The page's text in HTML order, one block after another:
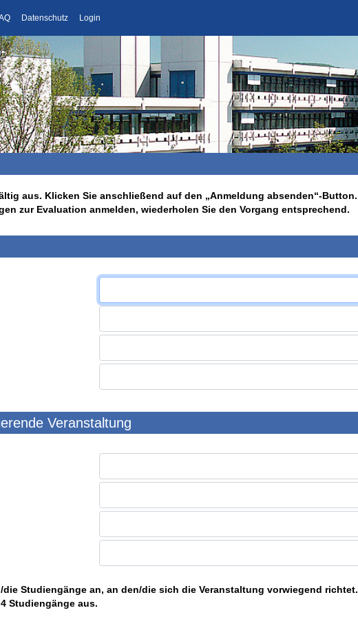
Datenschutz Login
aus. Klicken Sie anschließend auf den „Anmeldung absenden“-Button.
zur Evaluation anmelden, wiederholen Sie den Vorgang entsprechend.
Veranstaltung
Studiengänge an, an den/die sich die Veranstaltung vorwiegend richtet.
Studiengänge aus.